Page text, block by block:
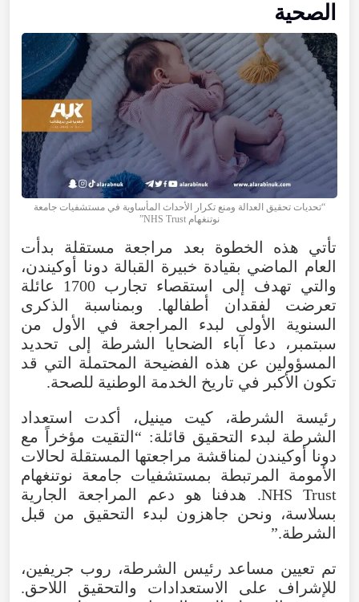
الصحية
“تحديات تحقيق العدالة ومنع تكرار الأحداث المأساوية في مستشفيات جامعة
نوتنغهام NHS Trust”
تأتي هذه الخطوة بعد مراجعة مستقلة بدأت
العام الماضي بقيادة خبيرة القبالة دونا أوكيندن،
والتي تهدف إلى استقصاء تجارب 1700 عائلة
تعرضت لفقدان أطفالها. وبمناسبة الذكرى
السنوية الأولى لبدء المراجعة في الأول من
سبتمبر، دعا آباء الضحايا الشرطة إلى تحديد
المسؤولين عن هذه الفضيحة المحتملة التي قد
تكون الأكبر في تاريخ الخدمة الوطنية للصحة.
رئيسة الشرطة، كيت مينيل، أكدت استعداد
الشرطة لبدء التحقيق قائلة: “التقيت مؤخراً مع
دونا أوكيندن لمناقشة مراجعتها المستقلة لحالات
الأمومة المرتبطة بمستشفيات جامعة نوتنغهام
NHS Trust. هدفنا هو دعم المراجعة الجارية
بسلاسة، ونحن جاهزون لبدء التحقيق من قبل
الشرطة.”
تم تعيين مساعد رئيس الشرطة، روب جريفين،
للإشراف على الاستعدادات والتحقيق اللاحق.